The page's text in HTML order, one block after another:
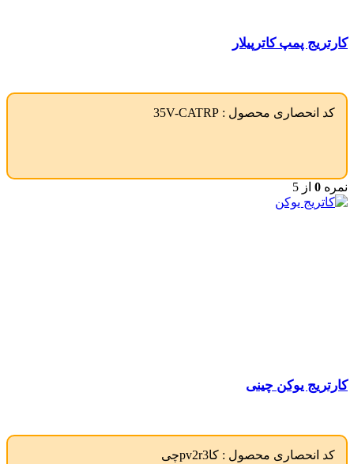
کارتریج پمپ کاترپیلار
کد انحصاری محصول : 35V-CATRP
نمره 0 از 5
کارتریج یوکن چینی
کد انحصاری محصول : کاpv2r3چی